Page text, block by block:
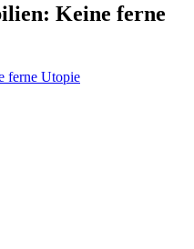
Keine ferne